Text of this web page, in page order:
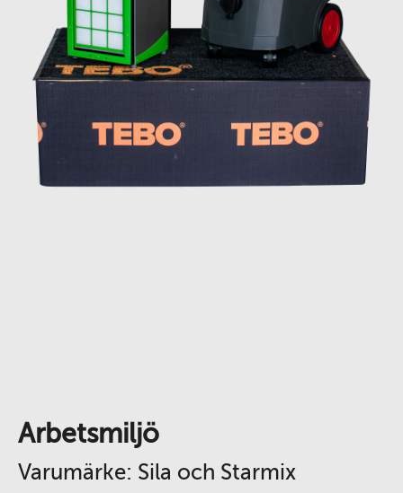
Arbetsmiljö
Varumärke: Sila och Starmix